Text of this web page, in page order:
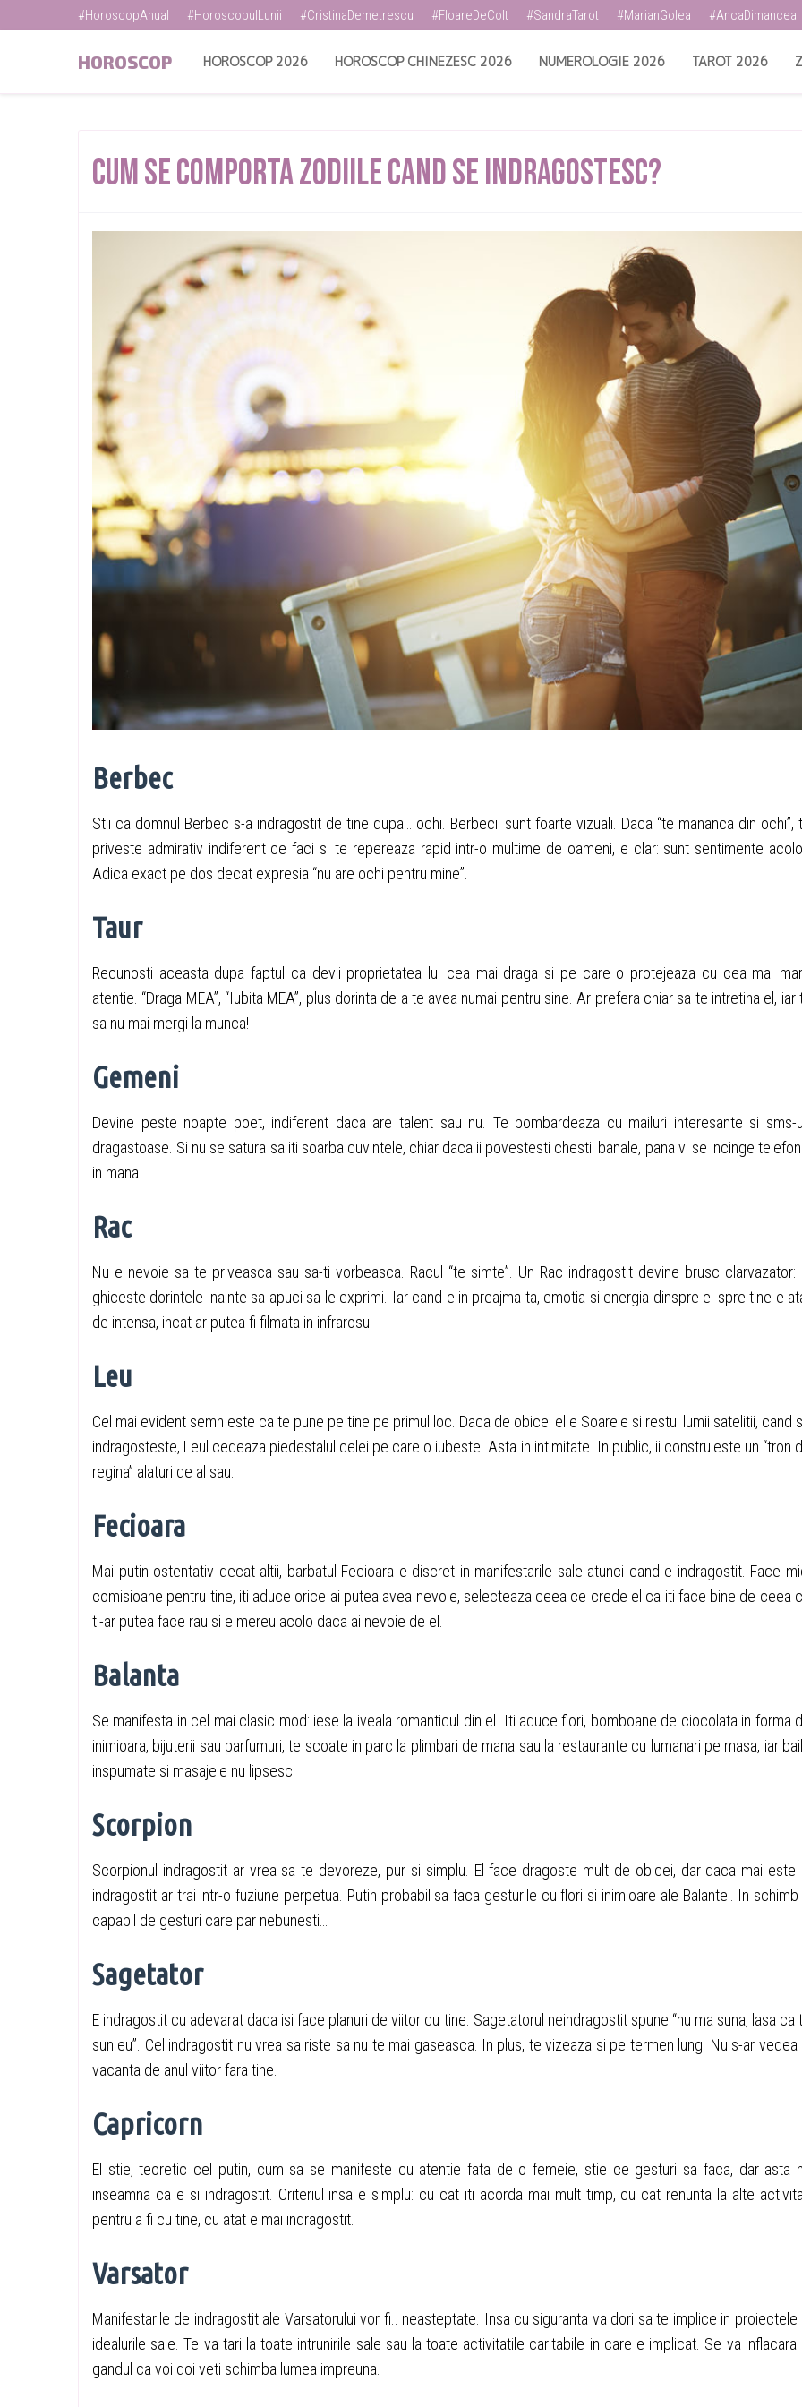
#HoroscopAnual #HoroscopulLunii #CristinaDemetrescu #FloareDeColt #SandraTarot #MarianGolea #AncaDimancea
HOROSCOP HOROSCOP 2026 HOROSCOP CHINEZESC 2026 NUMEROLOGIE 2026 TAROT 2026
Cum Se Comporta Zodiile Cand Se Indragostesc?
Berbec
Stii ca domnul Berbec s-a indragostit de tine dupa… ochi. Berbecii sunt foarte vizuali. Daca “te mananca din ochi”,
priveste admirativ indiferent ce faci si te repereaza rapid intr-o multime de oameni, e clar: sunt sentimente acolo…
Adica exact pe dos decat expresia “nu are ochi pentru mine”.
Taur
Recunosti aceasta dupa faptul ca devii proprietatea lui cea mai draga si pe care o protejeaza cu cea mai
atentie. “Draga MEA”, “Iubita MEA”, plus dorinta de a te avea numai pentru sine. Ar prefera chiar sa te intretina el, iar
sa nu mai mergi la munca!
Gemeni
Devine peste noapte poet, indiferent daca are talent sau nu. Te bombardeaza cu mailuri interesante si sms-
dragastoase. Si nu se satura sa iti soarba cuvintele, chiar daca ii povestesti chestii banale, pana vi se incinge
in mana…
Rac
Nu e nevoie sa te priveasca sau sa-ti vorbeasca. Racul “te simte”. Un Rac indragostit devine brusc clarvazator:
ghiceste dorintele inainte sa apuci sa le exprimi. Iar cand e in preajma ta, emotia si energia dinspre el spre tine e
de intensa, incat ar putea fi filmata in infrarosu.
Leu
Cel mai evident semn este ca te pune pe tine pe primul loc. Daca de obicei el e Soarele si restul lumii satelitii, cand
indragosteste, Leul cedeaza piedestalul celei pe care o iubeste. Asta in intimitate. In public, ii construieste un “tron
regina” alaturi de al sau.
Fecioara
Mai putin ostentativ decat altii, barbatul Fecioara e discret in manifestarile sale atunci cand e indragostit. Face
comisioane pentru tine, iti aduce orice ai putea avea nevoie, selecteaza ceea ce crede el ca iti face bine de ceea
ti-ar putea face rau si e mereu acolo daca ai nevoie de el.
Balanta
Se manifesta in cel mai clasic mod: iese la iveala romanticul din el. Iti aduce flori, bomboane de ciocolata in forma
inimioara, bijuterii sau parfumuri, te scoate in parc la plimbari de mana sau la restaurante cu lumanari pe masa, iar
inspumate si masajele nu lipsesc.
Scorpion
Scorpionul indragostit ar vrea sa te devoreze, pur si simplu. El face dragoste mult de obicei, dar daca mai este
indragostit ar trai intr-o fuziune perpetua. Putin probabil sa faca gesturile cu flori si inimioare ale Balantei. In schimb
capabil de gesturi care par nebunesti…
Sagetator
E indragostit cu adevarat daca isi face planuri de viitor cu tine. Sagetatorul neindragostit spune “nu ma suna, lasa ca
sun eu”. Cel indragostit nu vrea sa riste sa nu te mai gaseasca. In plus, te vizeaza si pe termen lung. Nu s-ar vedea
vacanta de anul viitor fara tine.
Capricorn
El stie, teoretic cel putin, cum sa se manifeste cu atentie fata de o femeie, stie ce gesturi sa faca, dar asta
inseamna ca e si indragostit. Criteriul insa e simplu: cu cat iti acorda mai mult timp, cu cat renunta la alte
pentru a fi cu tine, cu atat e mai indragostit.
Varsator
Manifestarile de indragostit ale Varsatorului vor fi.. neasteptate. Insa cu siguranta va dori sa te implice in proiectele
idealurile sale. Te va tari la toate intrunirile sale sau la toate activitatile caritabile in care e implicat. Se va inflacara
gandul ca voi doi veti schimba lumea impreuna.